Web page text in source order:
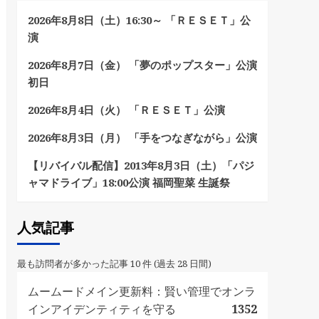
2026年8月8日（土）16:30～ 「ＲＥＳＥＴ」公
演
2026年8月7日（金） 「夢のポップスター」公演
初日
2026年8月4日（火） 「ＲＥＳＥＴ」公演
2026年8月3日（月） 「手をつなぎながら」公演
【リバイバル配信】2013年8月3日（土）「パジ
ャマドライブ」18:00公演 福岡聖菜 生誕祭
人気記事
最も訪問者が多かった記事 10 件 (過去 28 日間)
ムームードメイン更新料：賢い管理でオンラ
インアイデンティティを守る
1352